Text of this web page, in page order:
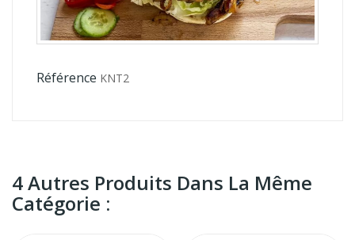
Référence KNT2
4 Autres Produits Dans La Même
Catégorie :